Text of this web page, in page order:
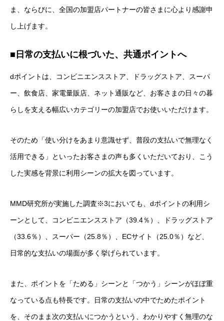
ま、ならびに、全国の加盟店パートナーの皆さまに心より感謝申
し上げます。
■ 日常の支払いに根づいた、共通ポイントへ
dポイントは、コンビニエンスストア、ドラッグストア、スーパ
ー、飲食店、家電量販店、ネット通販など、お客さまの日々の暮
らしを支える幅広いカテゴリーの加盟店でお使いいただけます。
そのため「使い分けをあまり意識せず、普段の支払いで無理なく
活用できる」といったお客さまの声も多くいただいており、こう
した実感を背景に利用シーンの拡大を図っています。
MMD研究所が実施した調査※3においても、dポイントの利用シ
ーンとして、コンビニエンスストア（39.4％）、ドラッグストア
（33.6％）、スーパー（25.8％）、ECサイト（25.0％）など、
日常的な支払いの場面が多く挙げられています。
また、ポイントを「ためる」シーンと「つかう」シーンがほぼ重
なっている点も特長です。日常の支払いの中でためたポイント
を、そのまま次の支払いにつかうという、わかりやすく無理のな